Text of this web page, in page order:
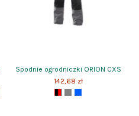
Spodnie ogrodniczki ORION CXS
142,68 zł